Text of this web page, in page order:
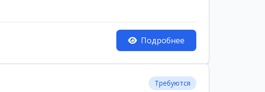
Подробнее
Требуются